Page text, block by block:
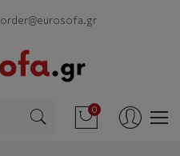
order@eurosofa.gr
0